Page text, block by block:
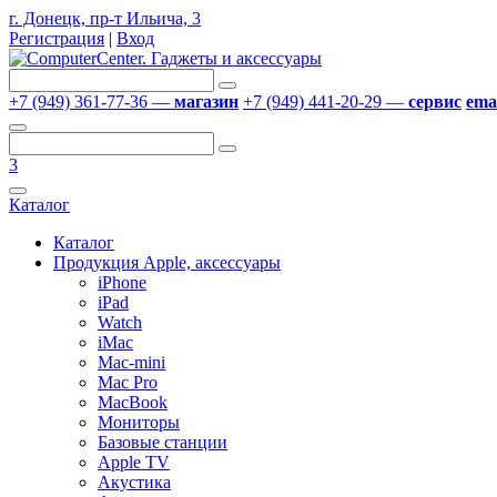
г. Донецк, пр-т Ильича, 3
Регистрация | Вход
+7 (949) 361-77-36 — магазин +7 (949) 441-20-29 — сервис
3
Каталог
Каталог
Продукция Apple, аксессуары
iPhone
iPad
Watch
iMac
Mac-mini
Mac Pro
MacBook
Мониторы
Базовые станции
Apple TV
Акустика